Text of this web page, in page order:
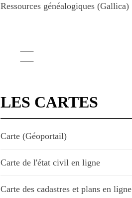
Ressources généalogiques (Gallica)
LES CARTES
Carte (Géoportail)
Carte de l'état civil en ligne
Carte des cadastres et plans en ligne